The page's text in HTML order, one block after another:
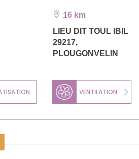
16 km
LIEU DIT TOUL IBIL
29217,
PLOUGONVELIN
VENTILATION
Next